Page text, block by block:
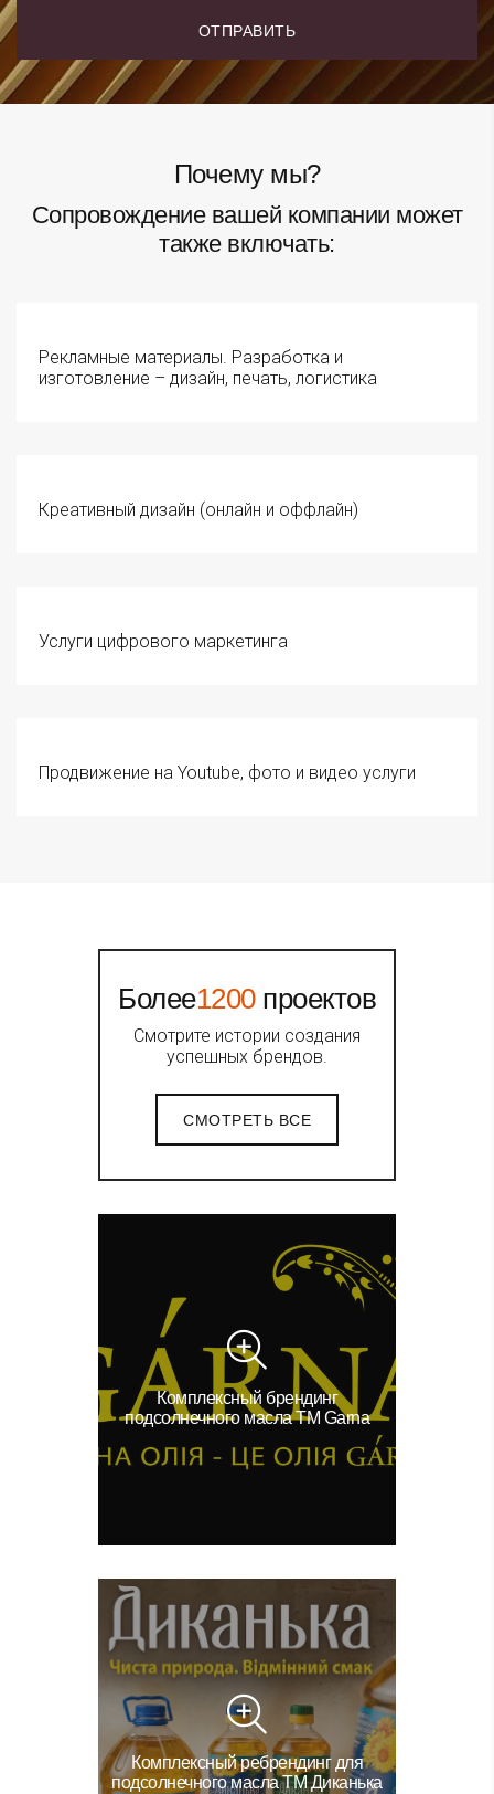
Почему мы?
Сопровождение вашей компании может
также включать:
Рекламные материалы. Разработка и
изготовление – дизайн, печать, логистика
Креативный дизайн (онлайн и оффлайн)
Услуги цифрового маркетинга
Продвижение на Youtube, фото и видео услуги
Более1200проектов
Смотрите истории создания
успешных брендов.
СМОТРЕТЬ ВСЕ
Комплексный брендинг
подсолнечного масла ТМ Garna
Комплексный ребрендинг для
подсолнечного масла ТМ Диканька